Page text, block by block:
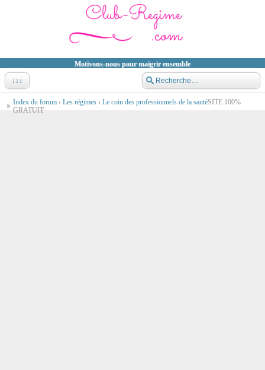
Motivons-nous pour maigrir ensemble
↓↓↓
Index du forum ‹ Les régimes ‹ Le coin des professionnels de la santéSITE 100%
GRATUIT